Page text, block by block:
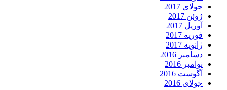
جولای 2017
ژوئن 2017
آوریل 2017
فوریه 2017
ژانویه 2017
دسامبر 2016
نوامبر 2016
آگوست 2016
جولای 2016